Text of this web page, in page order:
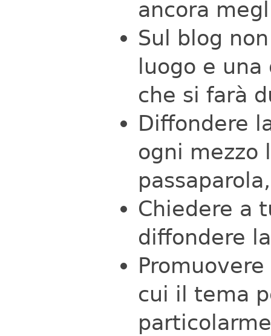
ancora
Sul blog
luogo e
che si farà
Diffondere
ogni mezzo
Chiedere a
diffondere
cui il tema